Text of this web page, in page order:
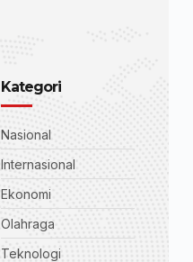
Kategori
Nasional
Internasional
Ekonomi
Olahraga
Teknologi